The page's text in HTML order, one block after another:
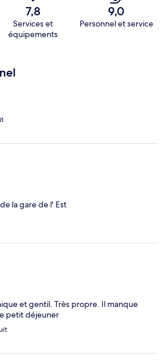
7,8
Services et
équipements
9,0
Personnel et service
la gare de l' Est
et gentil. Très propre. Il manque
petit déjeuner